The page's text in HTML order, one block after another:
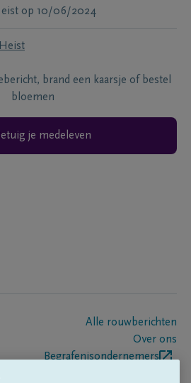
op 10/06/2024
brand een kaarsje of bestel
bloemen
je medeleven
Alle rouwberichten
Over ons
Begrafenisondernemers